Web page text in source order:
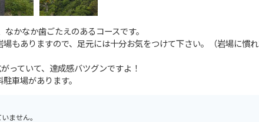
かなか歯ごたえのあるコースです。
もありますので、足元には十分お気をつけて下さい。（岩場に慣
っていて、達成感バツグンですよ！
車場があります。
ません。